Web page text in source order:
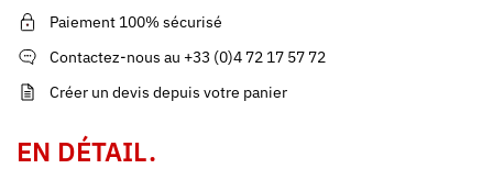
Paiement 100% sécurisé
Contactez-nous au +33 (0)4 72 17 57 72
Créer un devis depuis votre panier
EN DÉTAIL.